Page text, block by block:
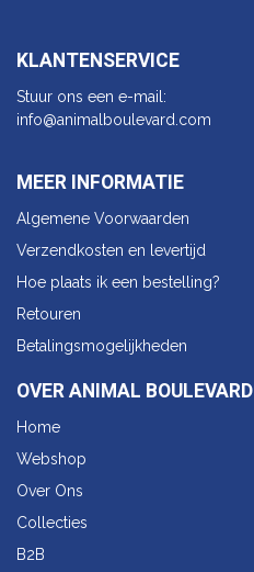
KLANTENSERVICE
Stuur ons een e-mail:
info@animalbo​ulevard.com
MEER INFORMATIE
Algemene Voorwaarden
Verzendkosten en levertijd
Hoe plaats ik een bestelling?
Retouren
Betalingsmogelijkheden
OVER ANIMAL BOULEVARD
Home
Webshop
Over Ons
Collecties
B2B